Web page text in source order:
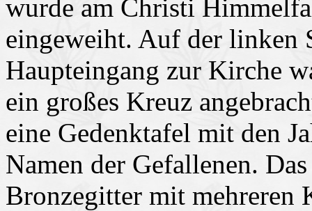
wurde am Christi
eingeweiht. Auf der linken
Haupteingang zur Kirche
ein großes Kreuz
eine Gedenktafel mit den
Namen der Gefallenen.
Bronzegitter mit mehreren